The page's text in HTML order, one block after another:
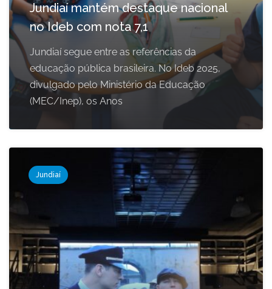
Jundiaí mantém destaque nacional
no Ideb com nota 7,1
Jundiaí segue entre as referências da
educação pública brasileira. No Ideb 2025,
divulgado pelo Ministério da Educação
(MEC/Inep), os Anos
Jundiaí